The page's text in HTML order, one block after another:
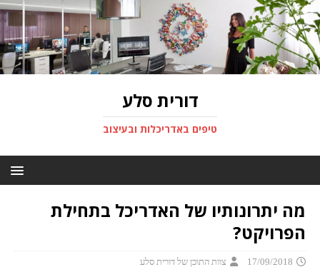
דורית סלע
טיפים באדריכלות ובעיצוב
מה יתרונותיו של האדריכל בתחילת
הפרויקט?
17/09/2018 צוות התוכן של דורית סלע